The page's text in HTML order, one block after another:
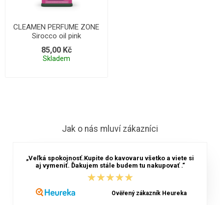
CLEAMEN PERFUME ZONE
Sirocco oil pink
85,00 Kč
Skladem
Jak o nás mluví zákazníci
„Veľká spokojnosť.Kupite do kavovaru všetko a viete si
aj vymeniť. Ďakujem stále budem tu nakupovať .“
★★★★★
★★★★★
Ověřený zákazník Heureka